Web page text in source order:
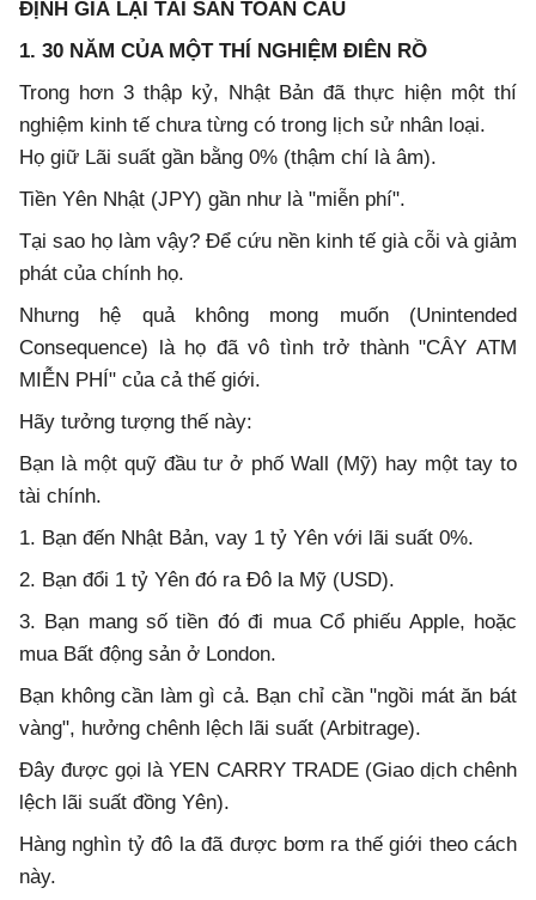
ĐỊNH GIÁ LẠI TÀI SẢN TOÀN CẦU
1. 30 NĂM CỦA MỘT THÍ NGHIỆM ĐIÊN RỒ
Trong hơn 3 thập kỷ, Nhật Bản đã thực hiện một thí
nghiệm kinh tế chưa từng có trong lịch sử nhân loại.
Họ giữ Lãi suất gần bằng 0% (thậm chí là âm).
Tiền Yên Nhật (JPY) gần như là "miễn phí".
Tại sao họ làm vậy? Để cứu nền kinh tế già cỗi và giảm
phát của chính họ.
Nhưng hệ quả không mong muốn (Unintended
Consequence) là họ đã vô tình trở thành "CÂY ATM
MIỄN PHÍ" của cả thế giới.
Hãy tưởng tượng thế này:
Bạn là một quỹ đầu tư ở phố Wall (Mỹ) hay một tay to
tài chính.
1. Bạn đến Nhật Bản, vay 1 tỷ Yên với lãi suất 0%.
2. Bạn đổi 1 tỷ Yên đó ra Đô la Mỹ (USD).
3. Bạn mang số tiền đó đi mua Cổ phiếu Apple, hoặc
mua Bất động sản ở London.
Bạn không cần làm gì cả. Bạn chỉ cần "ngồi mát ăn bát
vàng", hưởng chênh lệch lãi suất (Arbitrage).
Đây được gọi là YEN CARRY TRADE (Giao dịch chênh
lệch lãi suất đồng Yên).
Hàng nghìn tỷ đô la đã được bơm ra thế giới theo cách
này.